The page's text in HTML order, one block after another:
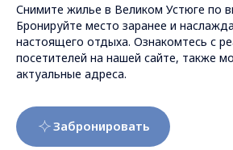
Снимите жилье в Великом Устюге по
Бронируйте место заранее и
настоящего отдыха. Ознакомтесь с
посетителей на нашей сайте, также
актуальные адреса.
Забронировать